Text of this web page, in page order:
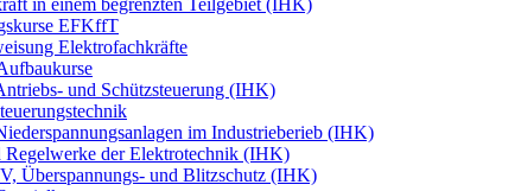
EFKffT
Elektrofachkräfte
und Schützsteuerung (IHK)
im Industrieberieb (IHK)
Regelwerke der Elektrotechnik (IHK)
Überspannungs- und Blitzschutz (IHK)